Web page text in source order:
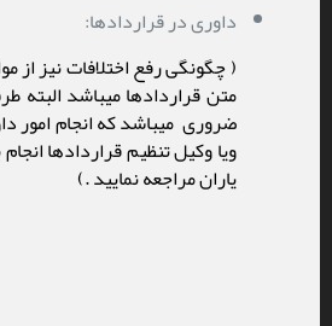
داوری در قراردادها:
( چگونگی رفع اختلافات نیز از
متن قراردادها میباشد البته
ضروری میباشد که انجام امور
ویا وکیل تنظیم قراردادها
یاران مراجعه نمایید .)